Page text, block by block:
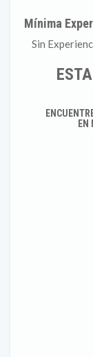
Mínima
Sin
EN